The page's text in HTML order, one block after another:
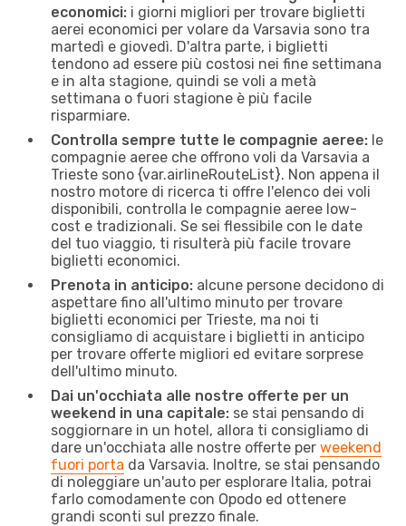
economici: i giorni migliori per trovare biglietti
aerei economici per volare da Varsavia sono tra
martedì e giovedì. D'altra parte, i biglietti
tendono ad essere più costosi nei fine settimana
e in alta stagione, quindi se voli a metà
settimana o fuori stagione è più facile
risparmiare.
Controlla sempre tutte le compagnie aeree: le
compagnie aeree che offrono voli da Varsavia a
Trieste sono {​var.airlineRouteList}. Non appena il
nostro motore di ricerca ti offre l'elenco dei voli
disponibili, controlla le compagnie aeree low-
cost e tradizionali. Se sei flessibile con le date
del tuo viaggio, ti risulterà più facile trovare
biglietti economici.
Prenota in anticipo: alcune persone decidono di
aspettare fino all'ultimo minuto per trovare
biglietti economici per Trieste, ma noi ti
consigliamo di acquistare i biglietti in anticipo
per trovare offerte migliori ed evitare sorprese
dell'ultimo minuto.
Dai un'occhiata alle nostre offerte per un
weekend in una capitale: se stai pensando di
soggiornare in un hotel, allora ti consigliamo di
dare un'occhiata alle nostre offerte per weekend
fuori porta da Varsavia. Inoltre, se stai pensando
di noleggiare un'auto per esplorare Italia, potrai
farlo comodamente con Opodo ed ottenere
grandi sconti sul prezzo finale.